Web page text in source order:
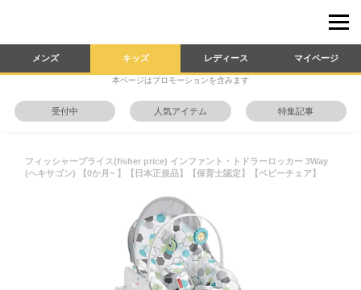
メンズ キッズ レディース マイページ
本ページはプロモーションを含みます
受付中 人気アイテム 特集記事
フィッシャープライス(fisher price) インファント・トドラーロッカー 3Way
(ヘキサゴン) 【0か月~ 】【日本正規品】【保育士認定】【ベビーチェア】